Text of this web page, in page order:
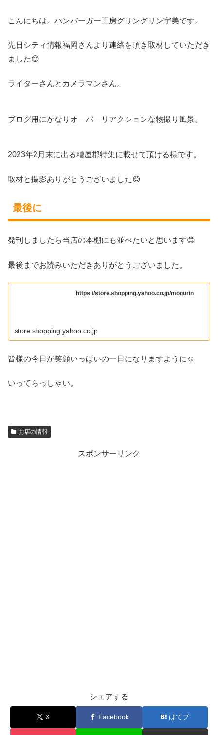
こんにちは。ハンバーガー工房グリングリン宇美です。
先日シティ情報福岡さんより連絡を頂き取材していただき
ました😊
ライターさんとカメラマンさん。
ブログ用にかなりオーバーリアクションな物撮り風景。
2023年2月末に出る糟屋郡特集に載せて頂ける様です。
取材と撮影ありがとうございました😊
最後に
発刊しましたら当店の本棚にも並べたいと思います😊
最後までお読みいただきありがとうございました。
https://store.shopping.yahoo.co.jp/mogurin
store.shopping.yahoo.co.jp
皆様の今日が笑顔いっぱいの一日になりますように☺
いってらっしゃい。
お店の情報
スポンサーリンク
シェアする
X Facebook はてブ